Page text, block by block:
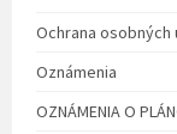
Ochrana osobných
Oznámenia
OZNÁMENIA O